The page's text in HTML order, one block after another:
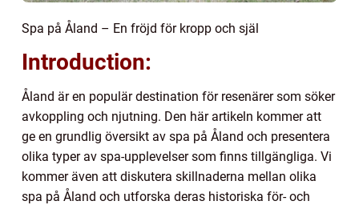
Spa på Åland – En fröjd för kropp och själ
Introduction:
Åland är en populär destination för resenärer som söker
avkoppling och njutning. Den här artikeln kommer att
ge en grundlig översikt av spa på Åland och presentera
olika typer av spa-upplevelser som finns tillgängliga. Vi
kommer även att diskutera skillnaderna mellan olika
spa på Åland och utforska deras historiska för- och